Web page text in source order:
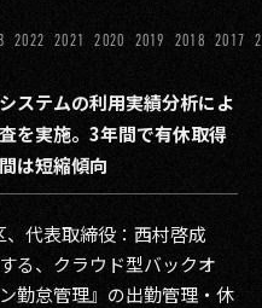
ン
ャ
ィア
鑑
2022 2021 2020 2019 2018 2017
ステムの利用実績分析によ
を実施。3年間で有休取得
は短縮傾向
代表取締役：西村啓成
る、クラウド型バックオ
勤怠管理』の出勤管理・休